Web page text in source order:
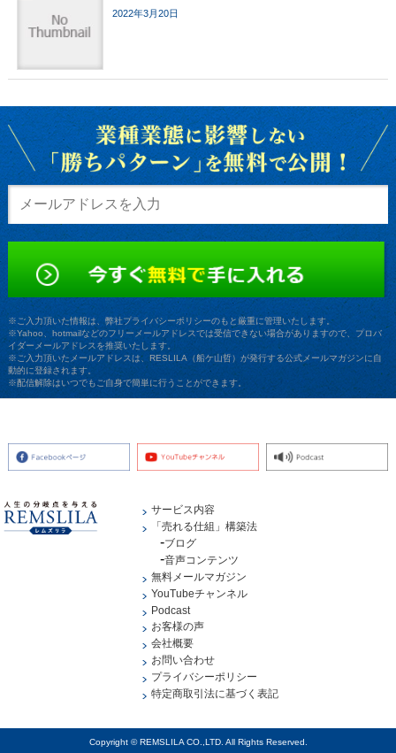
2022年3月20日
※ご入力頂いた情報は、弊社プライバシーポリシーのもと厳重に管理いたします。
※Yahoo、hotmailなどのフリーメールアドレスでは受信できない場合がありますので、プロバ
イダーメールアドレスを推奨いたします。
※ご入力頂いたメールアドレスは、RESLILA（船ケ山哲）が発行する公式メールマガジンに自
動的に登録されます。
※配信解除はいつでもご自身で簡単に行うことができます。
サービス内容
「売れる仕組」構築法
ブログ
音声コンテンツ
無料メールマガジン
YouTubeチャンネル
Podcast
お客様の声
会社概要
お問い合わせ
プライバシーポリシー
特定商取引法に基づく表記
Copyright © REMSLILA CO.,LTD. All Rights Reserved.